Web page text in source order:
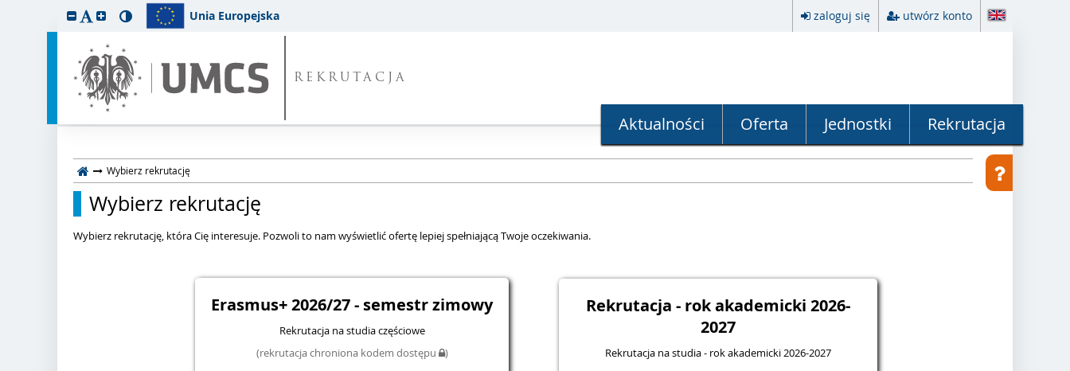
Unia Europejska zaloguj się utwórz konto
REKRUTACJA
Aktualności Oferta Jednostki Rekrutacja
Wybierz rekrutację
Wybierz rekrutację
Wybierz rekrutację, która Cię interesuje. Pozwoli to nam wyświetlić ofertę lepiej spełniającą Twoje oczekiwania.
Erasmus+ 2026/27 - semestr zimowy
Rekrutacja na studia częściowe
(rekrutacja chroniona kodem dostępu
)
Rekrutacja - rok akademicki 2026-
2027
Rekrutacja na studia - rok akademicki 2026-2027